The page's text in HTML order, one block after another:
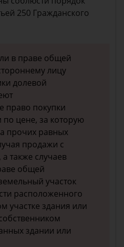
250 Гражданского
в праве общей
лицу
долевой
право покупки
цене, за которую
прочих равных
продажи с
также случаев
общей
участок
расположенного
участке здания или
здании или